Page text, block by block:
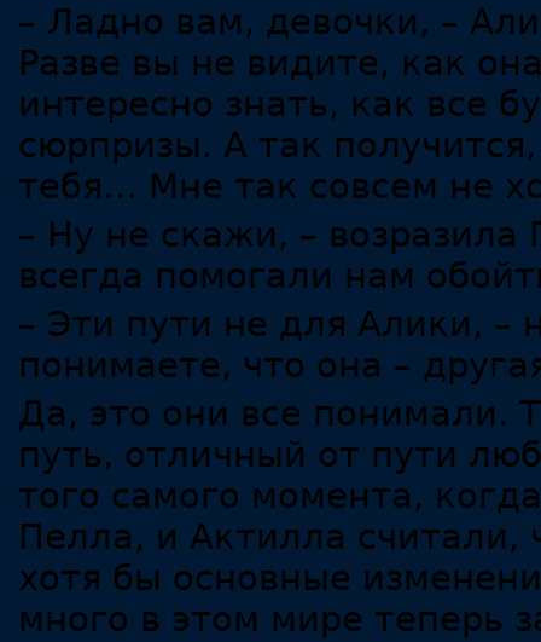
– Ладно вам, девочки, –
Разве вы не видите, как
интересно знать, как все
сюрпризы. А так
тебя… Мне так совсем не
– Ну не скажи, –
всегда помогали нам
– Эти пути не для Алики, –
понимаете, что она –
Да, это они все понимали.
путь, отличный от пути
того самого момента,
Пелла, и Актилла считали,
хотя бы основные
много в этом мире теперь